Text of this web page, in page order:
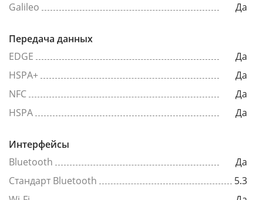
Galileo
Да
Передача данных
EDGE
Да
HSPA+
Да
NFC
Да
HSPA
Да
Интерфейсы
Bluetooth
Да
Стандарт Bluetooth
5.3